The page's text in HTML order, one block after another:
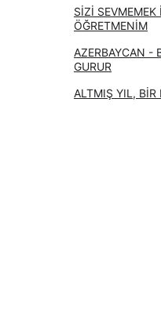
SİZİ
ÖĞRETMENİM
AZERBAYCAN -
GURUR
ALTMIŞ YIL, BİR